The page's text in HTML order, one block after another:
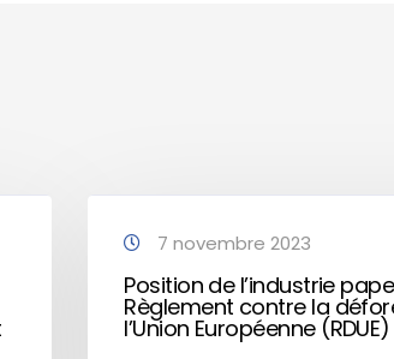
7 novembre 2023
Position de l’industrie
Règlement contre la
l’Union Européenne (RDUE)